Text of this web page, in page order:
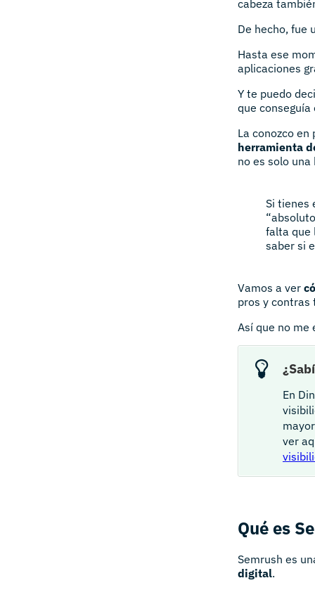
cabeza
De hecho, fue
Hasta ese
aplicaciones
Y te puedo
que
La conozco
herramienta
no es solo
Si tienes
falta que
saber si
Vamos a ver
pros y contras
Así que no me
En
ver
Qué es
Semrush es
digital.